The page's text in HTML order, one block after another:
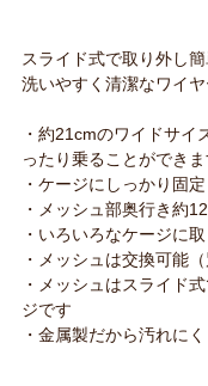
スライド式で取り外し簡
洗いやすく清潔なワイ
・約21cmのワイドサイ
ったり乗ることができま
・ケージにしっかり固定
・メッシュ部奥行き約
・いろいろなケージに
・メッシュは交換可能（
・メッシュはスライド
ジです
・金属製だから汚れに